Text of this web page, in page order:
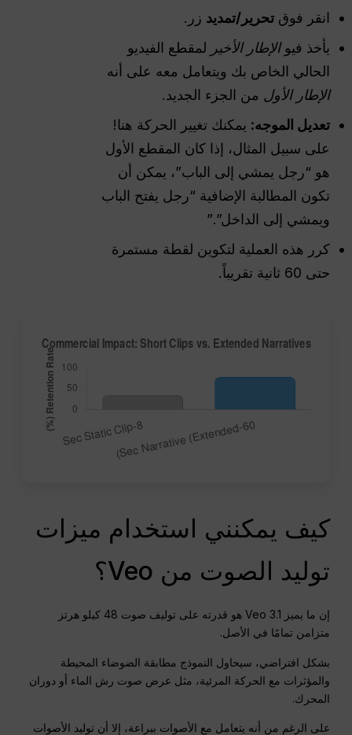
انقر فوقتحرير/تمديد زر.
يأخذ فيوالإطار الأخير لمقطع الفيديو
الحالي الخاص بك ويتعامل معه على أنه
الإطار الأول من الجزء الجديد.
تعديل الموجه: يمكنك تغيير الحركة هنا!
على سبيل المثال، إذا كان المقطع الأول
هو “رجل يمشي إلى الباب”، يمكن أن
تكون المطالبة الإضافية “رجل يفتح الباب
ويمشي إلى الداخل”.”
كرر هذه العملية لتكوين لقطة مستمرة
حتى 60 ثانية تقريباً.
كيف يمكنني استخدام ميزات
توليد الصوت من Veo؟
إن ما يميز Veo 3.1 هو قدرته على توليف صوت 48 كيلو هرتز
متزامن تمامًا في الأصل.
بشكل افتراضي، سيحاول النموذج مطابقة الضوضاء المحيطة
والمؤثرات مع الحركة المرئية، مثل عرض صوت رش الماء أو دوران
المحرك.
على الرغم من أنه يتعامل مع الأصوات ببراعة، إلا أن توليد الأصوات